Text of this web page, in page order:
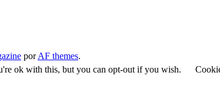
porAF themes.
ok with this, but you can opt-out if you wish.